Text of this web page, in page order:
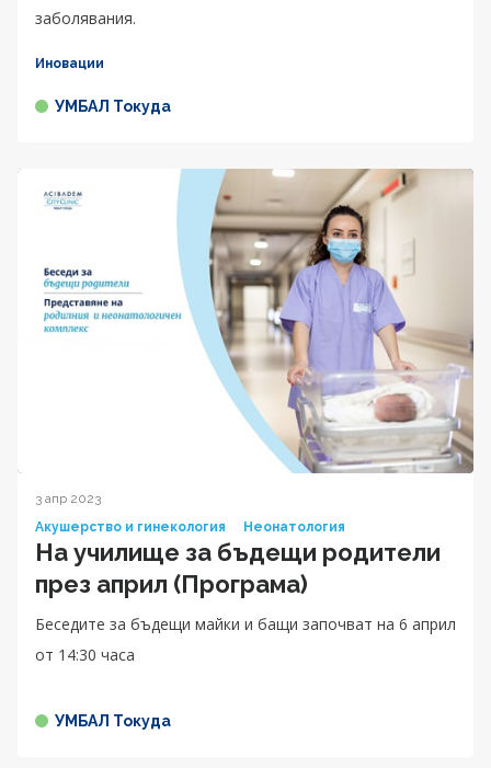
заболявания.
Иновации
УМБАЛ Токуда
3 апр 2023
Акушерство и гинекология
Неонатология
На училище за бъдещи родители
през април (Програма)
Беседите за бъдещи майки и бащи започват на 6 април
от 14:30 часа
УМБАЛ Токуда